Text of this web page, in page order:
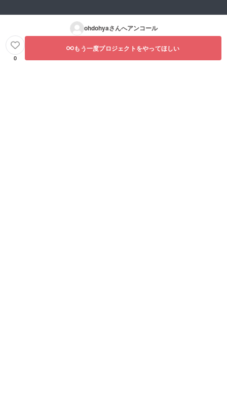
ohdohyaさんへアンコール
0
もう一度プロジェクトをやってほしい